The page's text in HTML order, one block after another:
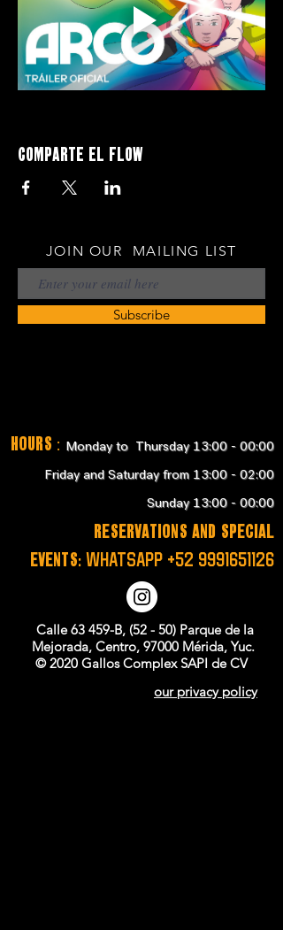
Comparte el flow
JOIN OUR MAILING LIST
Subscribe
Hours : Monday to Thursday 13:00 - 00:00
Friday and Saturday from 13:00 - 02:00
Sunday 13:00 - 00:00
RESERVATIONS and SPECIAL
EVENTS: WHATSAPP +52 9991651126
Calle 63 459-B, (52 - 50) Parque de la
Mejorada, Centro, 97000 Mérida, Yuc.
© 2020 Gallos Complex SAPI de CV
our privacy policy